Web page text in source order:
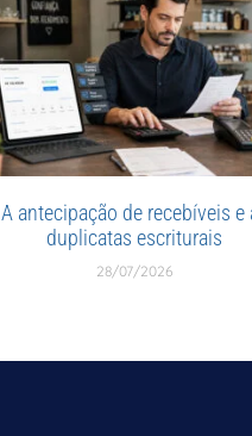
A antecipação de recebíveis e
duplicatas escriturais
28/07/2026